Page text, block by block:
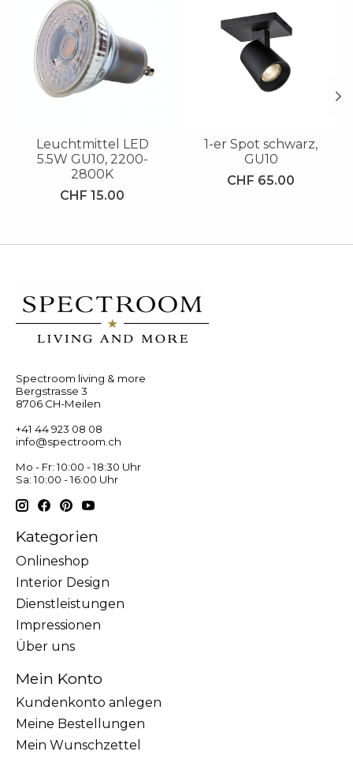
Leuchtmittel LED
5.5W GU10, 2200-
2800K
CHF 15.00
1-er Spot schwarz,
GU10
CHF 65.00
Spectroom living & more
Bergstrasse 3
8706 CH-Meilen
+41 44 923 08 08
info@spectroom.ch
Mo - Fr: 10:00 - 18:30 Uhr
Sa: 10:00 - 16:00 Uhr
Kategorien
Onlineshop
Interior Design
Dienstleistungen
Impressionen
Über uns
Mein Konto
Kundenkonto anlegen
Meine Bestellungen
Mein Wunschzettel